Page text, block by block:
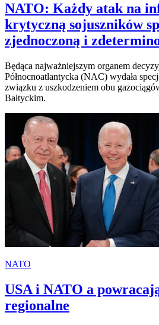
NATO: Każdy atak na
krytyczną sojuszników
zjednoczoną i
Będąca najważniejszym organem
Północnoatlantycka (NAC) wydała
związku z uszkodzeniem obu
Bałtyckim.
NATO
USA i NATO a
regionalne